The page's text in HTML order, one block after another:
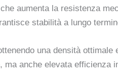
aumenta la resistenza
stabilità a lungo
una densità
anche elevata